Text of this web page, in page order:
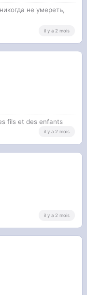
не умереть,
il y a 2 mois
fils et des enfants
il y a 2 mois
il y a 2 mois